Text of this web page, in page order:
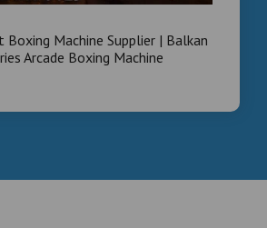
Machine Supplier | Balkan
Arcade Boxing Machine